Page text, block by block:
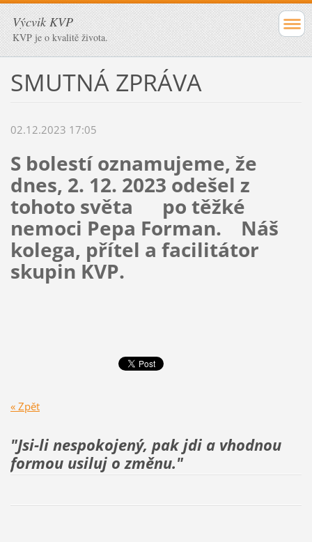
Výcvik KVP
KVP je o kvalitě života.
SMUTNÁ ZPRÁVA
02.12.2023 17:05
S bolestí oznamujeme, že
dnes, 2. 12. 2023 odešel z
tohoto světa po těžké
nemoci Pepa Forman. Náš
kolega, přítel a facilitátor
skupin KVP.
« Zpět
"Jsi-li nespokojený, pak jdi a vhodnou
formou usiluj o změnu."